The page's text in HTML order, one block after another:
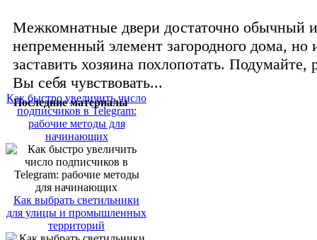
Межкомнатные двери достаточно обычный и
непременный элемент загородного дома, но
заставить хозяина похлопотать. Подумайте,
Вы себя чувствовать...
Последние материалы
Как быстро увеличить число
подписчиков в Telegram:
рабочие методы для
начинающих
Как выбрать светильники
для улицы и промышленных
территорий